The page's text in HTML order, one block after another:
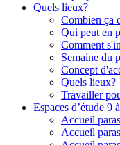
Quels lieux?
Combien ça
Qui peut en
Comment
Semaine du
Concept
Quels lieux?
Travailler
Espaces d’étude 9
Accueil
Accueil